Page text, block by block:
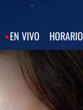
EN VIVO HORARIO